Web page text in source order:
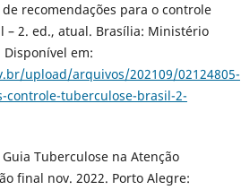
recomendações para o controle
– 2. ed., atual. Brasília: Ministério
Disponível em:
upload/arquivos/202109/02124805-
controle-tuberculose-brasil-2-
Guia Tuberculose na Atenção
final nov. 2022. Porto Alegre: